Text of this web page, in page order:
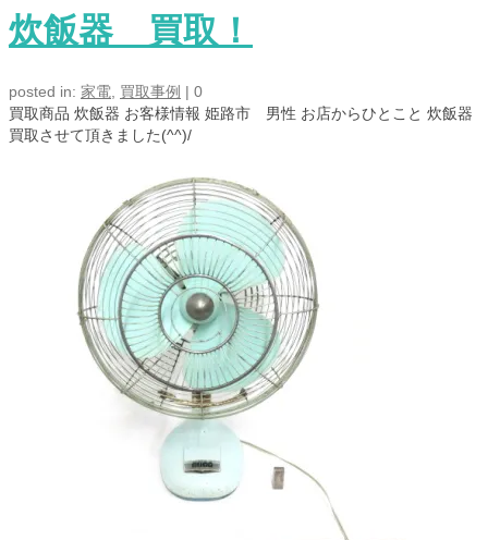
炊飯器 買取！
posted in: 家電 買取事例 | 0
買取商品 炊飯器 お客様情報 姫路市 男性 お店からひとこと 炊飯器
買取させて頂きました(^^)/